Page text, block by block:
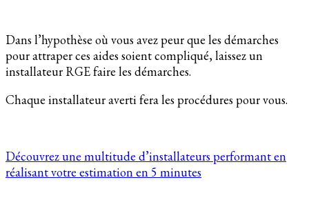
Dans l’hypothèse où vous avez peur que les démarches
pour attraper ces aides soient compliqué, laissez un
installateur RGE faire les démarches.
Chaque installateur averti fera les procédures pour vous.
Découvrez une multitude d’installateurs performant en
réalisant votre estimation en 5 minutes